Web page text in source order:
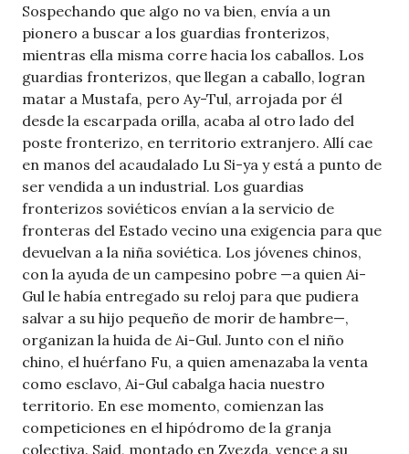
Sospechando que algo no va bien, envía a un
pionero a buscar a los guardias fronterizos,
mientras ella misma corre hacia los caballos. Los
guardias fronterizos, que llegan a caballo, logran
matar a Mustafa, pero Ay-Tul, arrojada por él
desde la escarpada orilla, acaba al otro lado del
poste fronterizo, en territorio extranjero. Allí cae
en manos del acaudalado Lu Si-ya y está a punto de
ser vendida a un industrial. Los guardias
fronterizos soviéticos envían a la servicio de
fronteras del Estado vecino una exigencia para que
devuelvan a la niña soviética. Los jóvenes chinos,
con la ayuda de un campesino pobre —a quien Ai-
Gul le había entregado su reloj para que pudiera
salvar a su hijo pequeño de morir de hambre—,
organizan la huida de Ai-Gul. Junto con el niño
chino, el huérfano Fu, a quien amenazaba la venta
como esclavo, Ai-Gul cabalga hacia nuestro
territorio. En ese momento, comienzan las
competiciones en el hipódromo de la granja
colectiva. Said, montado en Zvezda, vence a su